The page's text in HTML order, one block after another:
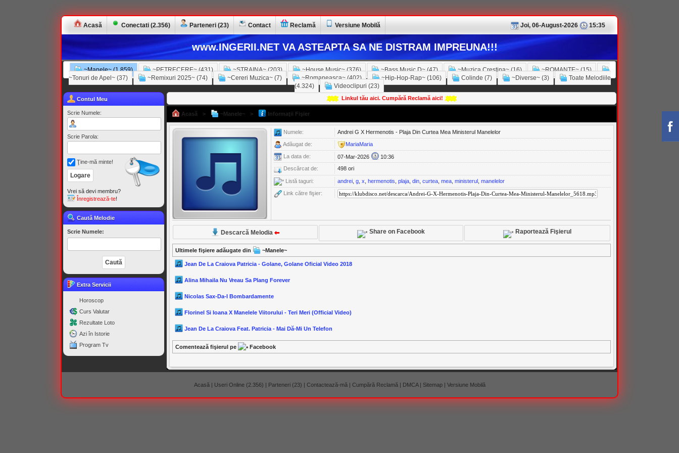
Acasă Conectati (2.356) Parteneri (23) Contact Reclamă Versiune Mobilă Joi, 06-August-2026 15:35
www.INGERII.NET VA ASTEAPTA SA NE DISTRAM IMPREUNA!!!
~Manele~ (1.859) ~PETRECERE~ (431) ~STRAINA~ (203) ~House Music~ (376) ~Bass Music D~ (47) ~Muzica Crestina~ (16)
~ROMANTE~ (15)
~Tonuri de Apel~ (37)
~Remixuri 2025~ (74) ~Cereri Muzica~ (7) ~Romaneasca~ (402) ~Hip-Hop-Rap~ (106) Colinde (7) ~Diverse~ (3)
Toate Melodiile
(4.324)
Videoclipuri (23)
Contul Meu
Scrie Numele:
Scrie Parola:
Ţine-mă minte!
Vrei să devi membru?
Înregistrează-te!
Caută Melodie
Scrie Numele:
Extra Servicii
Horoscop
Curs Valutar
Rezultate Loto
Azi în Istorie
Program Tv
Linkul tău aici. Cumpără Reclamă aici!
Acasă > ~Manele~ > Informaţii Fişier
Numele: Andrei G X Hermenotis - Plaja Din Curtea Mea Ministerul Manelelor
Adăugat de: MariaMaria
La data de: 07-Mar-2026
10:36
Descărcat de:
498 ori
Listă taguri: andrei g x hermenotis plaja din curtea mea ministerul manelelor
Link către fişier:
Descarcă Melodia Share on Facebook Raportează Fişierul
Ultimele fişiere adăugate din ~Manele~
Jean De La Craiova Patricia - Golane, Golane Oficial Video 2018
Alina Mihaila Nu Vreau Sa Plang Forever
Nicolas Sax-Da-I Bombardamente
Florinel Si Ioana X Manelele Viitorului - Teri Meri (Official Video)
Jean De La Craiova Feat. Patricia - Mai Dă-Mi Un Telefon
Comentează fişierul pe Facebook
Acasă | Useri Online (2.356) | Parteneri (23) | Contactează-mă | Cumpără Reclamă | DMCA| Sitemap| Versiune Mobilă